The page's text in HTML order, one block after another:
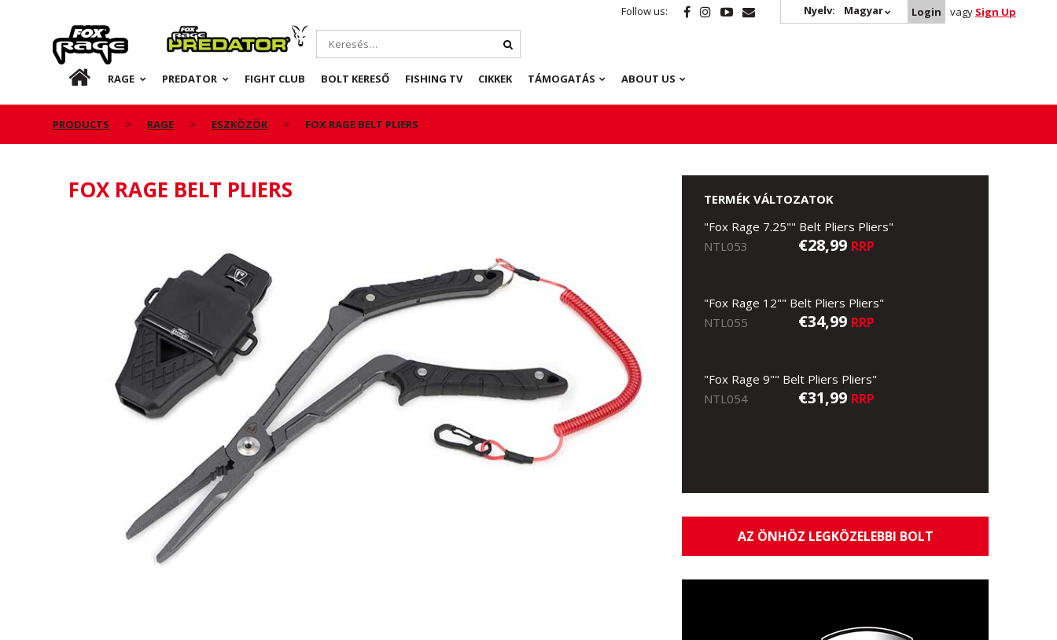
Follow us: Nyelv: Magyar Login vagy Sign Up
Rage Predator
HU RAGE PREDATOR FIGHT CLUB BOLT KERESŐ FISHING TV CIKKEK TÁMOGATÁS ABOUT US
PRODUCTS RAGE ESZKÖZÖK FOX RAGE BELT PLIERS
FOX RAGE BELT PLIERS
TERMÉK VÁLTOZATOK
"Fox Rage 7.25"" Belt Pliers Pliers"
NTL053
€28,99 RRP
"Fox Rage 12"" Belt Pliers Pliers"
NTL055
€34,99 RRP
"Fox Rage 9"" Belt Pliers Pliers"
NTL054
€31,99 RRP
AZ ÖNHÖZ LEGKÖZELEBBI BOLT